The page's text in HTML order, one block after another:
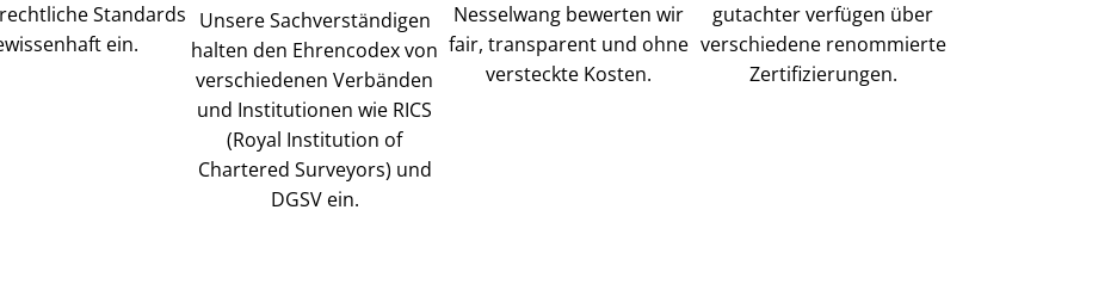
Standards
ein.
Unsere Sach­ver­stän­di­gen
halten den Ehrencodex von
verschiedenen Verbänden
und Institutionen wie RICS
(Royal Institution of
Chartered Surveyors) und
DGSV ein.
Nesselwang bewerten wir
fair, transparent und ohne
versteckte Kosten.
gutachter verfügen über
verschiedene renommierte
Zer­ti­fi­zie­run­gen.